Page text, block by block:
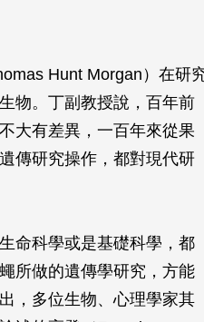
Hunt Morgan）在研
物。丁副教授說，百年前
大有差異，一百年來從果
傳研究操作，都對現代研
命科學或是基礎科學，都
所做的遺傳學研究，方能
，多位生物、心理學家其